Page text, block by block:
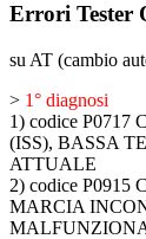
Errori Tester
su AT (cambio
> 1° diagnosi
1) codice P0717
(ISS), BASSA
ATTUALE
2) codice P0915
MARCIA